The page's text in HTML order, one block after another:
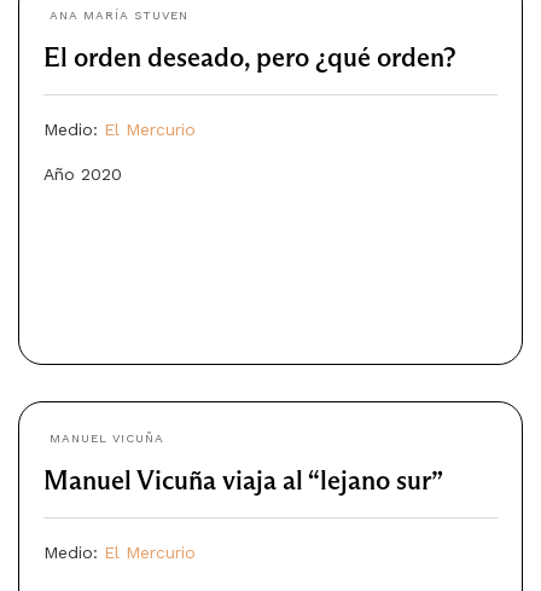
ANA MARÍA STUVEN
El orden deseado, pero ¿qué orden?
Medio: El Mercurio
Año 2020
MANUEL VICUÑA
Manuel Vicuña viaja al “lejano sur”
Medio: El Mercurio